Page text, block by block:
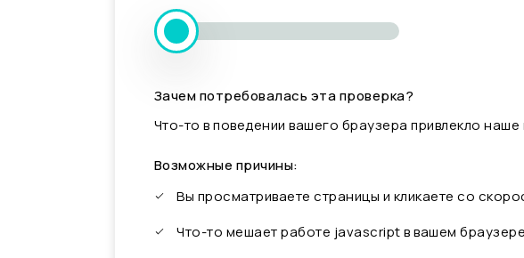
Зачем потребовалась эта проверка?
Что-то в поведении вашего браузера привлекло наше
Возможные причины:
Вы просматриваете страницы и кликаете со
Что-то мешает работе javascript в вашем браузере